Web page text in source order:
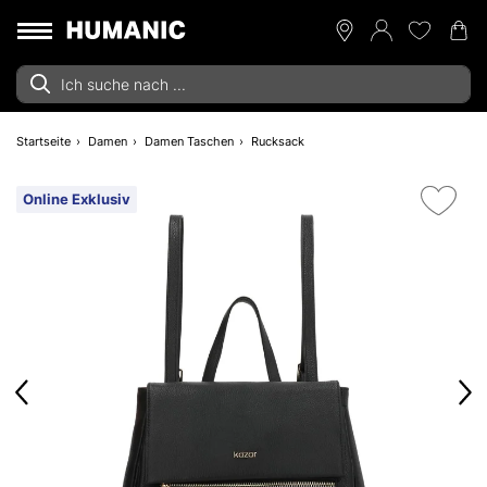
Startseite Damen Damen Taschen Rucksack
Online Exklusiv